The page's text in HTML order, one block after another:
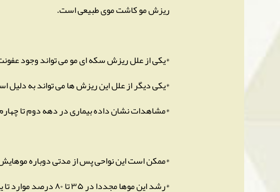
ریزش مو کاشت موی طبیعی است.
*یکی از علل ریزش سکه ای مو می تواند وجود
*یکی دیگر از علل این ریزش ها می تواند به
*مشاهدات نشان داده بیماری در دهه دوم تا
*ممکن است این نواحی پس از مدتی دوباره
*رشد این موها مجددا در ۳۵ تا ۸۰ درصد موارد تا یک سال پس از ریزش رشد می کند.